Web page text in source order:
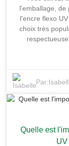
travailler plus
UV un
l'emballage, de
l'encre flexo
choix très
atteindre
recherchent
excellente
Ink Co., Ltd.,
Notre usine,
position
répondant
Par:
Quelle est
UV